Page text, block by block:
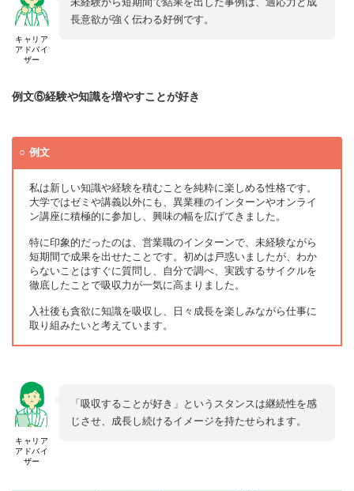
キャリア
アドバイ
ザー
長意欲が強く伝わる好例です。
例文⑥経験や知識を増やすことが好き
例文
私は新しい知識や経験を積むことを純粋に楽しめる性格です。
大学ではゼミや講義以外にも、異業種のインターンやオンライ
ン講座に積極的に参加し、興味の幅を広げてきました。
特に印象的だったのは、営業職のインターンで、未経験ながら
短期間で成果を出せたことです。初めは戸惑いましたが、わか
らないことはすぐに質問し、自分で調べ、実践するサイクルを
徹底したことで吸収力が一気に高まりました。
入社後も貪欲に知識を吸収し、日々成長を楽しみながら仕事に
取り組みたいと考えています。
キャリア
アドバイ
ザー
「吸収することが好き」というスタンスは継続性を感
じさせ、成長し続けるイメージを持たせられます。